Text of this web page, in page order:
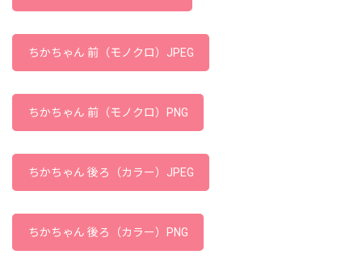
ちかちゃん 前（モノクロ）JPEG
ちかちゃん 前（モノクロ）PNG
ちかちゃん 後ろ（カラー）JPEG
ちかちゃん 後ろ（カラー）PNG